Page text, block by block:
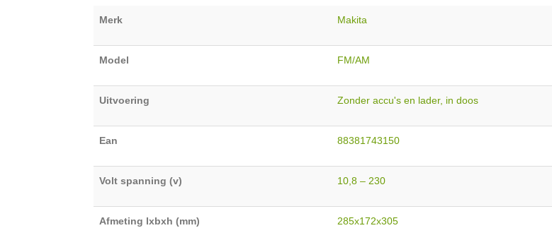
Merk Makita
Model FM/AM
Uitvoering Zonder accu's en lader, in doos
Ean 88381743150
Volt spanning (v) 10,8 – 230
Afmeting lxbxh (mm) 285x172x305